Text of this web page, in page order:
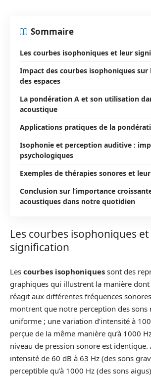
Sommaire
Les courbes isophoniques et leur
Impact des courbes isophoniques sur
des espaces
La pondération A et son utilisation
acoustique
Applications pratiques de la
Isophonie et perception auditive :
psychologiques
Exemples de thérapies sonores et
Conclusion sur l’importance
acoustiques dans notre quotidien
Les courbes isophoniques
signification
Les courbes isophoniques sont des
graphiques qui illustrent la manière dont
réagit aux différentes fréquences
montrent que notre perception des sons
uniforme ; une variation d’intensité à
perçue de la même manière qu’à 1000
niveau de pression sonore est identique.
intensité de 60 dB à 63 Hz (des sons
perceptible qu’à 1000 Hz (des sons